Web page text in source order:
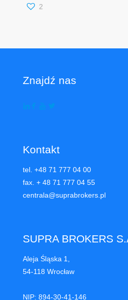
2
Znajdź nas
Kontakt
tel. +48 71 777 04 00
fax. + 48 71 777 04 55
centrala@suprabrokers.pl
SUPRA BROKERS
Aleja Śląska 1,
54-118 Wrocław
NIP: 894-30-41-146